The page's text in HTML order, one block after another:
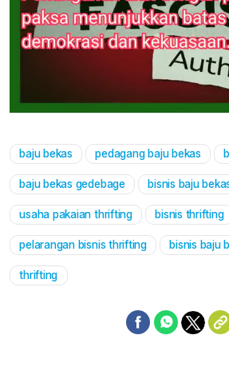
baju bekas pedagang baju bekas
baju bekas gedebage bisnis baju
usaha pakaian thrifting bisnis thrifting
pelarangan bisnis thrifting bisnis baju
thrifting